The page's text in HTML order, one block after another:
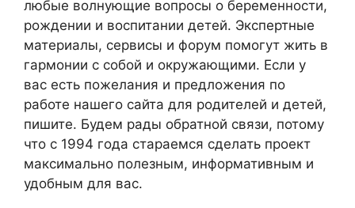
любые волнующие вопросы о беременности,
рождении и воспитании детей. Экспертные
материалы, сервисы и форум помогут жить в
гармонии с собой и окружающими. Если у
вас есть пожелания и предложения по
работе нашего сайта для родителей и детей,
пишите. Будем рады обратной связи, потому
что c 1994 года стараемся сделать проект
максимально полезным, информативным и
удобным для вас.